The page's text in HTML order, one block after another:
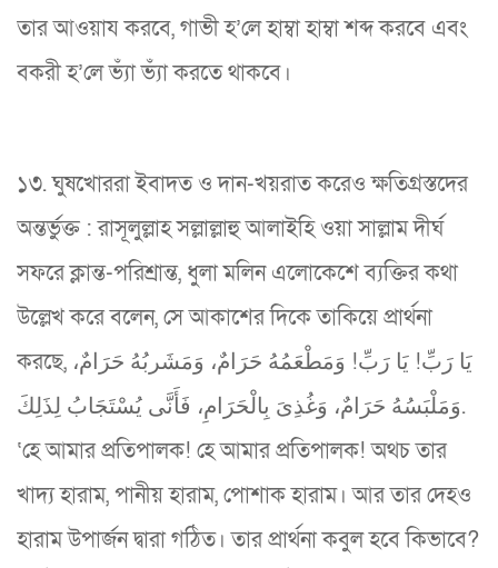
তার আওয়ায করবে, গাভী হ’লে হাম্বা হাম্বা শব্দ করবে এবং
বকরী হ’লে ভ্যাঁ ভ্যাঁ করতে থাকবে।
১৩. ঘুষখোররা ইবাদত ও দান-খয়রাত করেও ক্ষতিগ্রস্তদের
অন্তর্ভুক্ত : রাসূলুল্লাহ সল্লাল্লাহু আলাইহি ওয়া সাল্লাম দীর্ঘ
সফরে ক্লান্ত-পরিশ্রান্ত, ধুলা মলিন এলোকেশে ব্যক্তির কথা
উল্লেখ করে বলেন, সে আকাশের দিকে তাকিয়ে প্রার্থনা
করছে, يَا رَبِّ! يَا رَبِّ! وَمَطْعَمُهُ حَرَامٌ، وَمَشَربُهُ حَرَامٌ،
وَمَلْبَسُهُ حَرَامٌ، وَغُذِىَ بِالْحَرَامِ، فَأَنَّى يُسْتَجَابُ لِذَلِكَ.
‘হে আমার প্রতিপালক! হে আমার প্রতিপালক! অথচ তার
খাদ্য হারাম, পানীয় হারাম, পোশাক হারাম। আর তার দেহও
হারাম উপার্জন দ্বারা গঠিত। তার প্রার্থনা কবুল হবে কিভাবে?